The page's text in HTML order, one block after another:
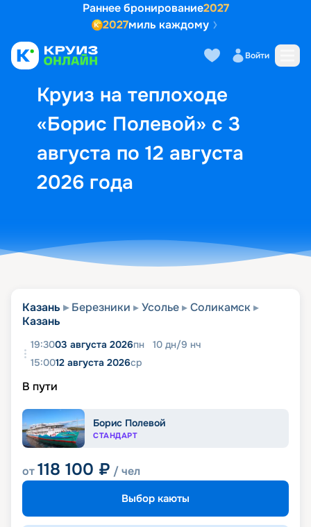
Раннее бронирование2027
2027миль каждому
Войти
Круиз на теплоходе
«Борис Полевой» с 3
августа по 12 августа
2026 года
Выбор кают Маршрут и
Казань Березники Усолье
Соликамск
Казань
19:3003 августа 2026пн 10 дн/9 нч
15:0012 августа 2026ср
В пути
Борис Полевой
СТАНДАРТ
от118 100 ₽ / чел
Выбор каюты